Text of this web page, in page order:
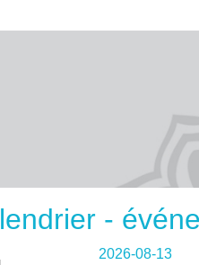
-
2026-08-13